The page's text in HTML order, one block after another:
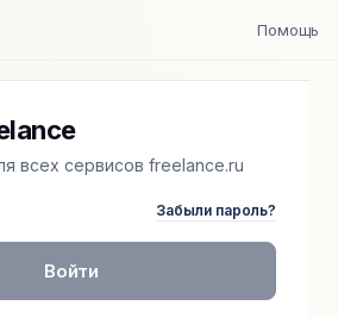
Помощь
всех сервисов freelance.ru
Забыли пароль?
Войти